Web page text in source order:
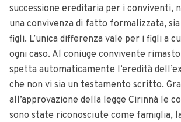
successione ereditaria per i conviventi,
una convivenza di fatto formalizzata, sia
figli. L’unica differenza vale per i figli a
ogni caso. Al coniuge convivente
spetta automaticamente l’eredità
che non vi sia un testamento scritto.
all’approvazione della legge Cirinnà le
sono state riconosciute come famiglia,